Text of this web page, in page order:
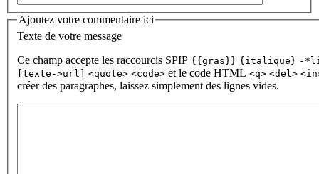
Ajoutez votre commentaire ici
Texte de votre message
Ce champ accepte les raccourcis SPIP {{gras}} {italique} -
[texte->url]
<quote> <code> et le code HTML <q> <del>
créer des paragraphes, laissez simplement des lignes vides.